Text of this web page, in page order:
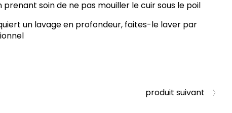
prenant soin de ne pas mouiller le cuir sous le poil
un lavage en profondeur, faites-le laver par
produit suivant